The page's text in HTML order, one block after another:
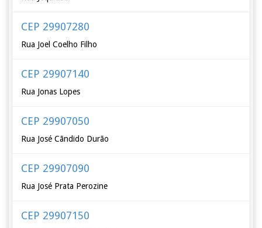
CEP 29907280
Rua Joel Coelho Filho
CEP 29907140
Rua Jonas Lopes
CEP 29907050
Rua José Cãndido Durão
CEP 29907090
Rua José Prata Perozine
CEP 29907150